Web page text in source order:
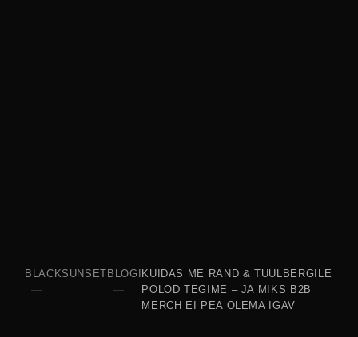
BLACKSUNSETBLOGIKUIDAS ME RAND & TUULBERGILE
POLOD TEGIME – JA MIKS B2B
MERCH EI PEA OLEMA IGAV